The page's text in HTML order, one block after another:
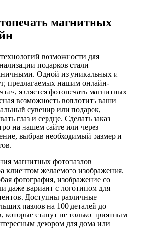
магнитных
возможности для
подарков стали
Одной из уникальных и
предлагаемых нашим онлайн-
является фотопечать магнитных
возможность воплотить ваши
сувенир или подарок,
глаз и сердце. Сделать заказ
на нашем сайте или через
выбрав необходимый размер и
магнитных фотопазлов
клиентом желаемого изображения.
фотография, изображение со
даже вариант с логотипом для
Доступны различные
пазлов на 100 деталей до
которые станут не только приятным
декором для дома или